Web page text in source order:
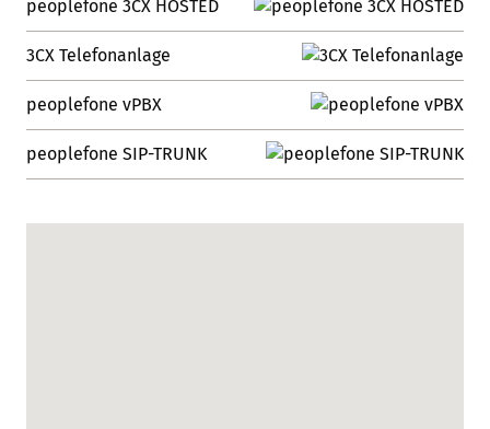
peoplefone 3CX HOSTED
3CX Telefonanlage
peoplefone vPBX
peoplefone SIP-TRUNK